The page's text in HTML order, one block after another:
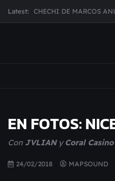
Latest: CHECHI DE MARCOS
MUJER CEBRA
EN FOTOS:
Con JVLIANy Coral Casino
24/02/2018 MAPSOUND